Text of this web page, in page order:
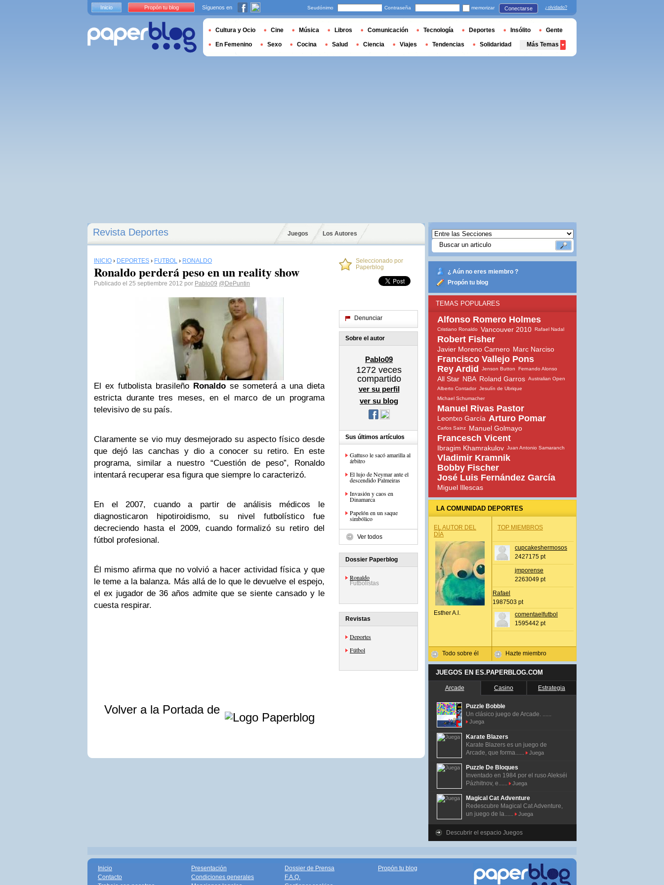
Revista Deportes Juegos Los Autores
INICIO › DEPORTES › FÚTBOL › RONALDO
Ronaldo perderá peso en un reality show
Publicado el 25 septiembre 2012 por Pablo09 @DePuntin
El ex futbolista brasileño Ronaldo se someterá a una dieta
estricta durante tres meses, en el marco de un programa
televisivo de su país.
Claramente se vio muy desmejorado su aspecto físico desde
que dejó las canchas y dio a conocer su retiro. En este
programa, similar a nuestro “Cuestión de peso”, Ronaldo
intentará recuperar esa figura que siempre lo caracterizó.
En el 2007, cuando a partir de análisis médicos le
diagnosticaron hipotiroidismo, su nivel futbolístico fue
decreciendo hasta el 2009, cuando formalizó su retiro del
fútbol profesional.
Él mismo afirma que no volvió a hacer actividad física y que
le teme a la balanza. Más allá de lo que le devuelve el espejo,
el ex jugador de 36 años admite que se siente cansado y le
cuesta respirar.
Volver a la Portada de
Seleccionado por
Paperblog
Denunciar
Sobre el autor
Pablo09
1272 veces
compartido
ver su perfil
ver su blog
Sus últimos artículos
Gattuso le sacó amarilla al
árbitro
El lujo de Neymar ante el
descendido Palmeiras
Invasión y caos en
Dinamarca
Papelón en un saque
simbólico
Ver todos
Dossier Paperblog
Ronaldo
Futbolistas
Revistas
Deportes
Fútbol
¿ Aún no eres miembro ?
Propón tu blog
TEMAS POPULARES
Alfonso Romero Holmes
Cristiano Ronaldo Vancouver 2010 Rafael Nadal
Robert Fisher
Javier Moreno Carnero Marc Narciso
Francisco Vallejo Pons
Rey Ardid
Jenson Button Fernando Alonso
All Star NBA Roland Garros Australian Open
Alberto Contador Jesulín de Ubrique
Michael Schumacher
Manuel Rivas Pastor
Leontxo García Arturo Pomar
Carlos Sainz Manuel Golmayo
Francesch Vicent
Ibragim Khamrakulov Juan Antonio Samaranch
Vladimir Kramnik
Bobby Fischer
José Luis Fernández García
Miguel Illescas
LA COMUNIDAD DEPORTES
EL AUTOR DEL
DÍA
Esther A.l.
Todo sobre él
TOP MIEMBROS
cupcakeshermosos
2427175 pt
jmporense
2263049 pt
Rafael
1987503 pt
comentaelfutbol
1595442 pt
Hazte miembro
JUEGOS EN ES.PAPERBLOG.COM
Arcade Casino Estrategia
Puzzle Bobble
Un clásico juego de Arcade. ......
Juega
Karate Blazers
Karate Blazers es un juego de
Arcade, que forma......
Juega
Puzzle De Bloques
Inventado en 1984 por el ruso Alekséi
Pázhitnov, e......
Juega
Magical Cat Adventure
Redescubre Magical Cat Adventure,
un juego de la......
Juega
Descubrir el espacio Juegos
Inicio Propón tu blog Síguenos en Seudónimo Contraseña memorizar Conectarse ¿olvidado?
Cultura y Ocio Cine Música Libros Comunicación Tecnología Deportes Insólito Gente
En Femenino Sexo Cocina Salud Ciencia Viajes Tendencias Solidaridad Más Temas
Inicio
Contacto
Presentación
Condiciones generales
Dossier de Prensa
F.A.Q.
Propón tu blog